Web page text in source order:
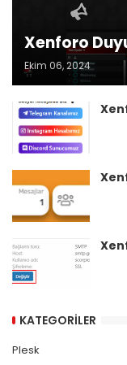
Xenforo
Ekim 06, 2024
KATEGORILER
Plesk